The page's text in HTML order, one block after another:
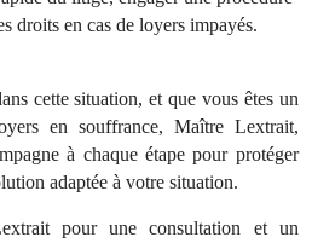
droits en cas de loyers impayés.
cette situation, et que vous êtes un
en souffrance, Maître Lextrait,
à chaque étape pour protéger
adaptée à votre situation.
pour une consultation et un